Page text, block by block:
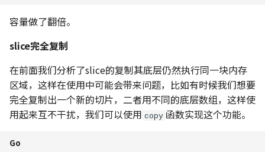
容量做了翻倍。
slice完全复制
在前面我们分析了slice的复制其底层仍然执行同一块内存
区域，这样在使用中可能会带来问题，比如有时候我们想要
完全复制出一个新的切片，二者用不同的底层数组，这样使
用起来互不干扰，我们可以使用 copy 函数实现这个功能。
Go